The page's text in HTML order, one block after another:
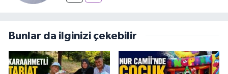
Bunlar da ilginizi çekebilir